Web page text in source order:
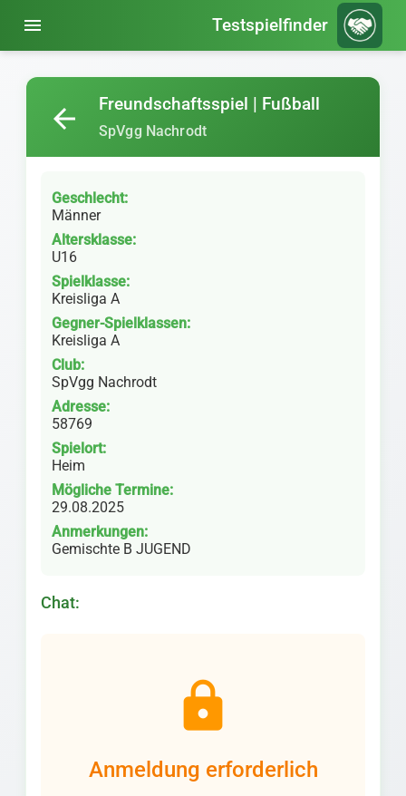
menu Testspielfinder
Freundschaftsspiel | Fußball
SpVgg Nachrodt
arrow_back
Geschlecht:
Männer
Altersklasse:
U16
Spielklasse:
Kreisliga A
Gegner-Spielklassen:
Kreisliga A
Club:
SpVgg Nachrodt
Adresse:
58769
Spielort:
Heim
Mögliche Termine:
29.08.2025
Anmerkungen:
Gemischte B JUGEND
Chat:
lock
Anmeldung erforderlich